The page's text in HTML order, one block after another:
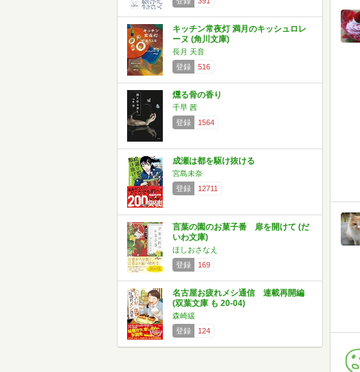
キッチン常夜灯 満月のキッシュロレ
ーヌ (角川文庫)
長月 天音
登録
516
燻る骨の香り
千早 茜
登録
1564
成瀬は都を駆け抜ける
宮島未奈
登録
12711
言葉の園のお菓子番 扉を開けて (だ
いわ文庫)
ほしおさなえ
登録
169
名古屋お疲れメシ通信 連載再開編
(双葉文庫 も 20-04)
森崎緩
登録
124